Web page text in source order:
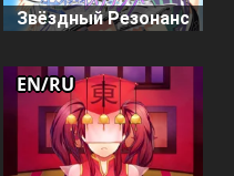
Звёздный Резонанс
EN/RU